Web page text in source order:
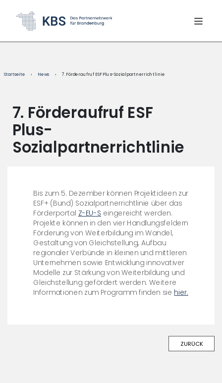
Startseite › News › 7. Förderaufruf ESF Plus-Sozialpartnerrichtlinie
7. Förderaufruf ESF
Plus-
Sozialpartnerrichtlinie
Bis zum 5. Dezember können Projektideen zur
ESF+ (Bund) Sozialpartnerrichtlinie über das
Förderportal Z-EU-S eingereicht werden.
Projekte können in den vier Handlungsfeldern
Förderung von Weiterbildung im Wandel,
Gestaltung von Gleichstellung, Aufbau
regionaler Verbünde in kleinen und mittleren
Unternehmen sowie Entwicklung innovativer
Modelle zur Stärkung von Weiterbildung und
Gleichstellung gefördert werden. Weitere
Informationen zum Programm finden sie hier.
ZURÜCK